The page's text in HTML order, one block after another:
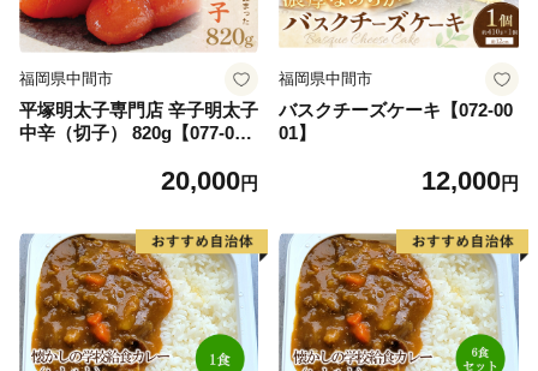
福岡県中間市
平塚明太子専門店 辛子明太子
中辛（切子） 820g【077-003
20,000円
福岡県中間市
バスクチーズケーキ【072-00
01】
12,000円